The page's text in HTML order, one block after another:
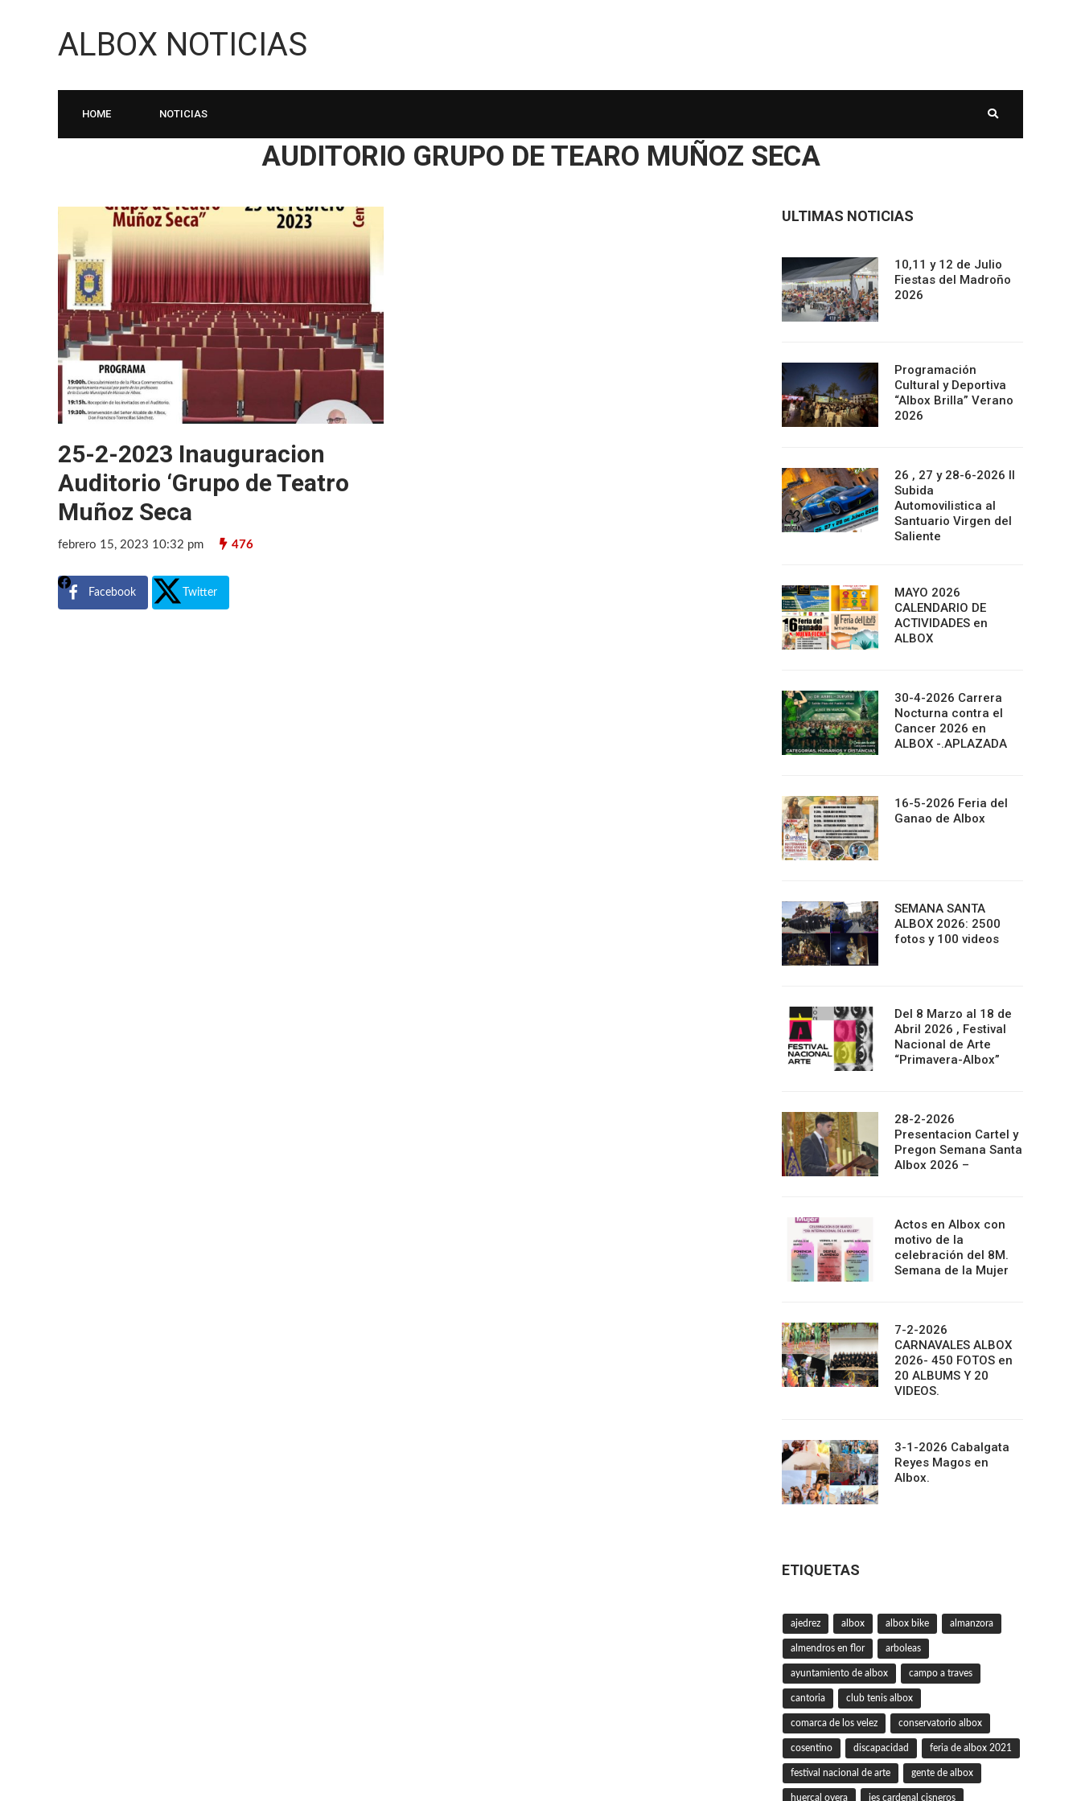
ALBOX NOTICIAS
HOME NOTICIAS
AUDITORIO GRUPO DE TEARO MUÑOZ SECA
25-2-2023 Inauguracion
Auditorio ‘Grupo de Teatro
Muñoz Seca
febrero 15, 2023 10:32 pm 476
Facebook Twitter
ULTIMAS NOTICIAS
10,11 y 12 de Julio
Fiestas del Madroño
2026
Programación
Cultural y Deportiva
“Albox Brilla” Verano
2026
26 , 27 y 28-6-2026 II
Subida
Automovilistica al
Santuario Virgen del
Saliente
MAYO 2026
CALENDARIO DE
ACTIVIDADES en
ALBOX
30-4-2026 Carrera
Nocturna contra el
Cancer 2026 en
ALBOX -.APLAZADA
16-5-2026 Feria del
Ganao de Albox
SEMANA SANTA
ALBOX 2026: 2500
fotos y 100 videos
Del 8 Marzo al 18 de
Abril 2026 , Festival
Nacional de Arte
“Primavera-Albox”
28-2-2026
Presentacion Cartel y
Pregon Semana Santa
Albox 2026 –
Actos en Albox con
motivo de la
celebración del 8M.
Semana de la Mujer
7-2-2026
CARNAVALES ALBOX
2026- 450 FOTOS en
20 ALBUMS Y 20
VIDEOS.
3-1-2026 Cabalgata
Reyes Magos en
Albox.
ETIQUETAS
ajedrez albox albox bike almanzora
almendros en flor arboleas
ayuntamiento de albox campo a traves
cantoria club tenis albox
comarca de los velez conservatorio albox
cosentino discapacidad feria de albox 2021
festival nacional de arte gente de albox
huercal overa ies cardenal cisneros